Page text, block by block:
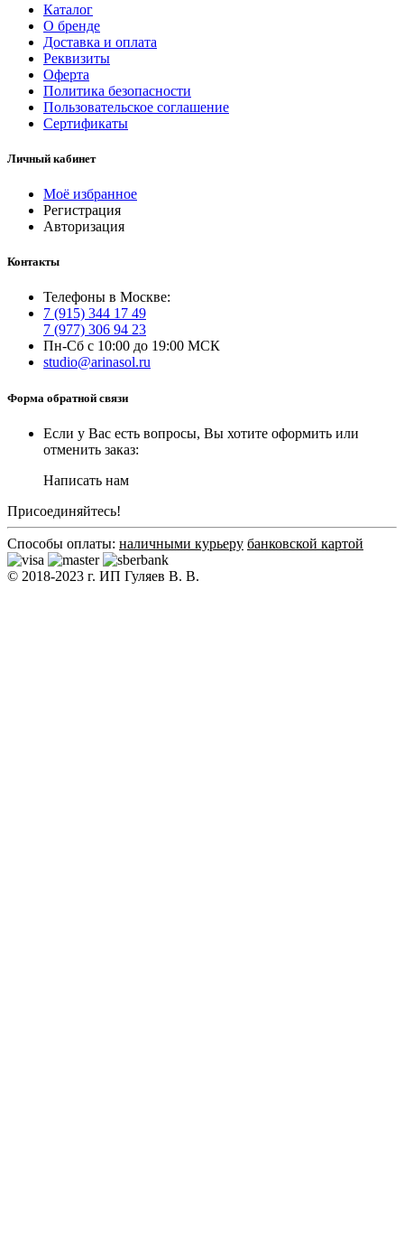
Каталог
О бренде
Доставка и оплата
Реквизиты
Оферта
Политика безопасности
Пользовательское соглашение
Сертификаты
Личный кабинет
Моё избранное
Регистрация
Авторизация
Контакты
Телефоны в Москве:
7 (915) 344 17 49
7 (977) 306 94 23
Пн-Сб с 10:00 до 19:00 МСК
studio@arinasol.ru
Форма обратной связи
Если у Вас есть вопросы, Вы хотите оформить или
отменить заказ:
Написать нам
Присоединяйтесь!
Способы оплаты: наличными курьеру банковской картой
© 2018-2023 г. ИП Гуляев В. В.